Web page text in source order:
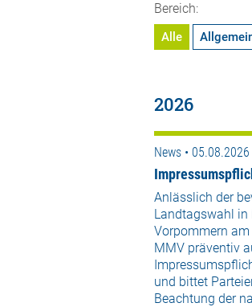
Bereich:
Alle
2026
News • 05.08.2026
Anlässlich der
Landtagswahl in
Vorpommern
MMV präventiv
und bittet
Beachtung der